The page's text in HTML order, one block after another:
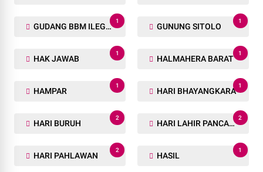
GUDANG BBM ILEGAL
1
GUNUNG SITOLO
1
HAK JAWAB
1
HALMAHERA BARAT
1
HAMPAR
1
HARI BHAYANGKARA
1
HARI BURUH
2
HARI LAHIR PANCASILA
2
HARI PAHLAWAN
2
HASIL
1